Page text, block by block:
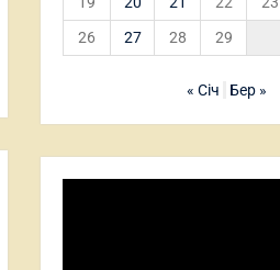
26
27 28 29
« Січ Бер »